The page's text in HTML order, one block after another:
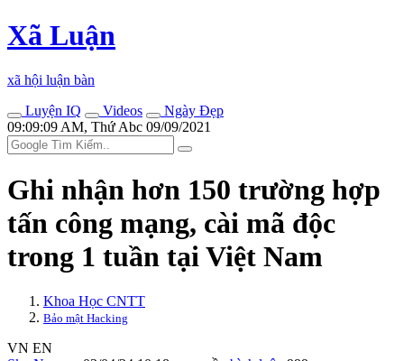
Xã Luận
xã hội luận bàn
Luyện IQ
Videos
Ngày Đẹp
09:09:09 AM, Thứ Abc 09/09/2021
Ghi nhận hơn 150 trường hợp
tấn công mạng, cài mã độc
trong 1 tuần tại Việt Nam
Khoa Học CNTT
Bảo mật Hacking
VN EN